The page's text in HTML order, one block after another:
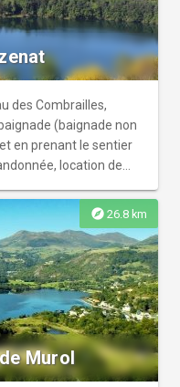
des Combrailles,
(baignade non
en prenant le sentier
location de
explore 26.8 km
Murol